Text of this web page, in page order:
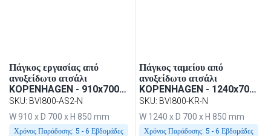
Πάγκος εργασίας από
ανοξείδωτο ατσάλι
KOPENHAGEN - 910x700
mm - πάσο
SKU: BVI800-AS2-N
W 910 x D 700 x H 850 mm
Χρόνος Παράδοσης: 5 - 6 Εβδομάδες
Πάγκος ταμείου από
ανοξείδωτο ατσάλι
KOPENHAGEN - 1240x700
mm
SKU: BVI800-KR-N
W 1240 x D 700 x H 850 mm
Χρόνος Παράδοσης: 5 - 6 Εβδομάδες